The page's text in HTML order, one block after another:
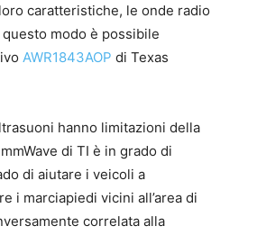
caratteristiche, le onde radio
modo è possibile
AWR1843AOP di Texas
hanno limitazioni della
di TI è in grado di
di aiutare i veicoli a
i marciapiedi vicini all’area di
correlata alla